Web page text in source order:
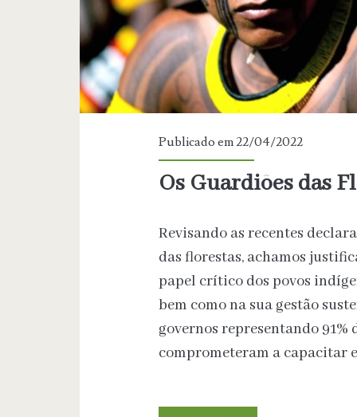
Publicado em 22/04/2022
Os Guardiões das
Revisando as recentes
das florestas, achamos
papel crítico dos povos
bem como na sua gestão
governos representando 91%
comprometeram a capacitar